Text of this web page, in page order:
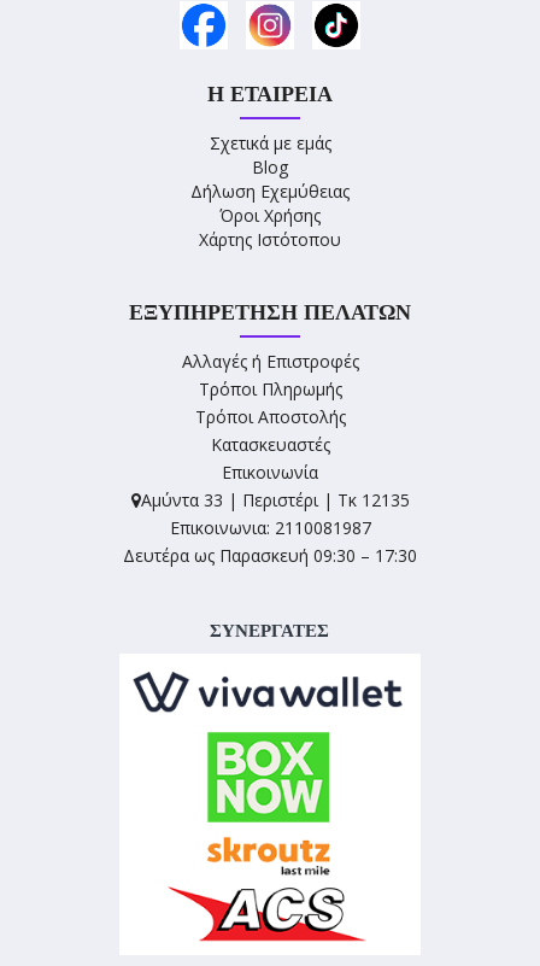
Η ΕΤΑΙΡΕΊΑ
Σχετικά με εμάς
Blog
Δήλωση Εχεμύθειας
Όροι Χρήσης
Χάρτης Ιστότοπου
ΕΞΥΠΗΡΈΤΗΣΗ ΠΕΛΑΤΏΝ
Αλλαγές ή Επιστροφές
Τρόποι Πληρωμής
Τρόποι Αποστολής
Κατασκευαστές
Επικοινωνία
Αμύντα 33 | Περιστέρι | Τκ 12135
Επικοινωνια: 2110081987
Δευτέρα ως Παρασκευή 09:30 – 17:30
ΣΥΝΕΡΓΑΤΕΣ